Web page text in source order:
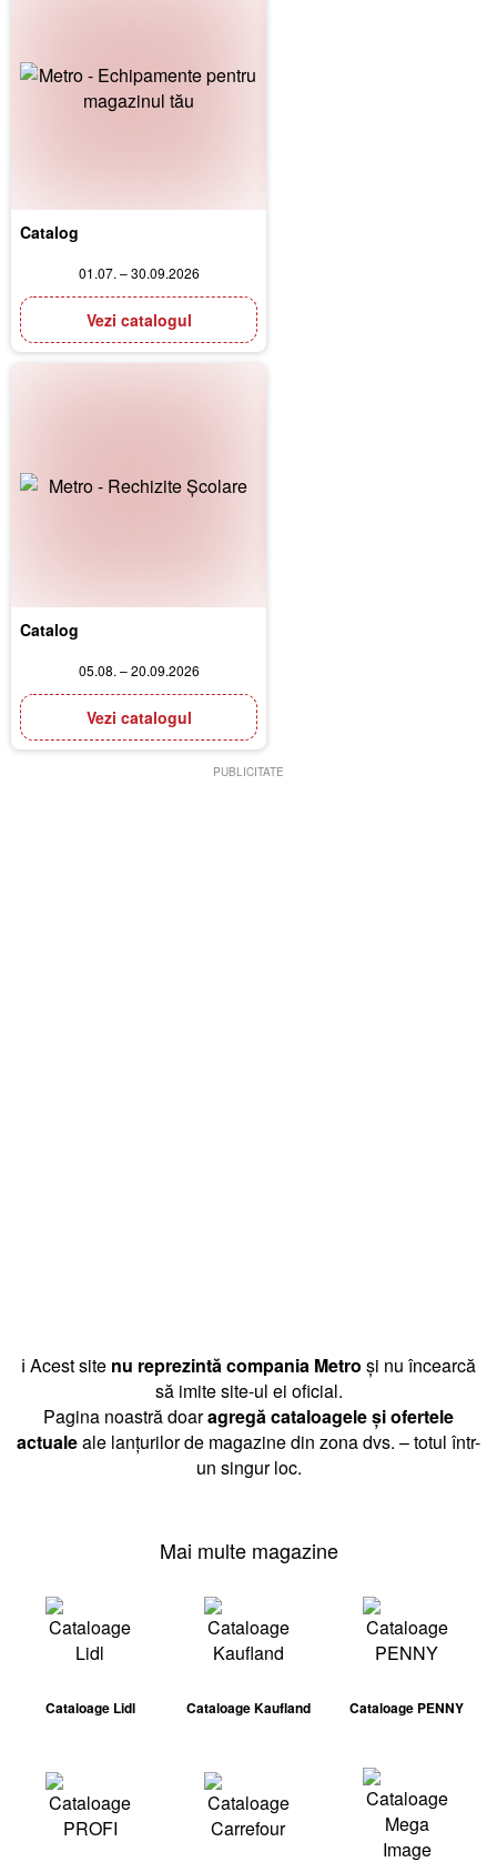
Catalog
01.07. – 30.09.2026
Vezi catalogul
Catalog
05.08. – 20.09.2026
Vezi catalogul
PUBLICITATE
ℹ️ Acest site nu reprezintă compania Metro și nu încearcă
să imite site-ul ei oficial.
Pagina noastră doaragregă cataloagele și ofertele
actualeale lanțurilor de magazine din zona dvs. – totul într-
un singur loc.
Mai multe magazine
Cataloage Lidl Cataloage Kaufland Cataloage PENNY